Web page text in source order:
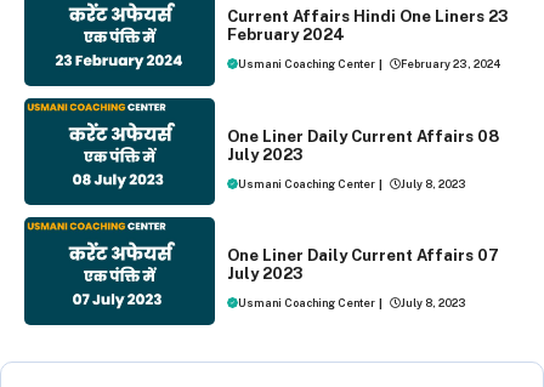
Current Affairs Hindi One Liners 23
February 2024
Usmani Coaching Center | February 23, 2024
One Liner Daily Current Affairs 08
July 2023
Usmani Coaching Center | July 8, 2023
One Liner Daily Current Affairs 07
July 2023
Usmani Coaching Center | July 8, 2023